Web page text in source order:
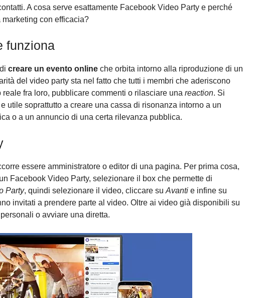
A cosa serve esattamente Facebook Video Party e perché
con efficacia?
funziona
creare un evento online che orbita intorno alla riproduzione di un
del video party sta nel fatto che tutti i membri che aderiscono
fra loro, pubblicare commenti o rilasciare una reaction. Si
utile soprattutto a creare una cassa di risonanza intorno a un
o a un annuncio di una certa rilevanza pubblica.
essere amministratore o editor di una pagina. Per prima cosa,
Facebook Video Party, selezionare il box che permette di
Party, quindi selezionare il video, cliccare su Avanti e infine su
invitati a prendere parte al video. Oltre ai video già disponibili su
o avviare una diretta.